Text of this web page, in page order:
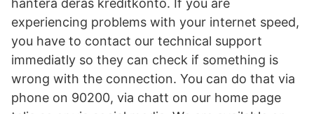
hantera deras kreditkonto. If you are
experiencing problems with your internet speed,
you have to contact our technical support
immediatly so they can check if something is
wrong with the connection. You can do that via
phone on 90200, via chatt on our home page